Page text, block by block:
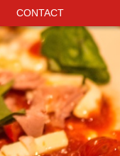
CONTACT
CONTACT